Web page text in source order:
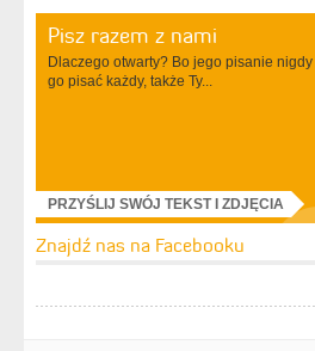
Pisz razem z nami
Dlaczego otwarty? Bo jego pisanie
go pisać każdy, także Ty...
PRZYŚLIJ SWÓJ TEKST I ZDJĘCIA
Znajdź nas na Facebooku